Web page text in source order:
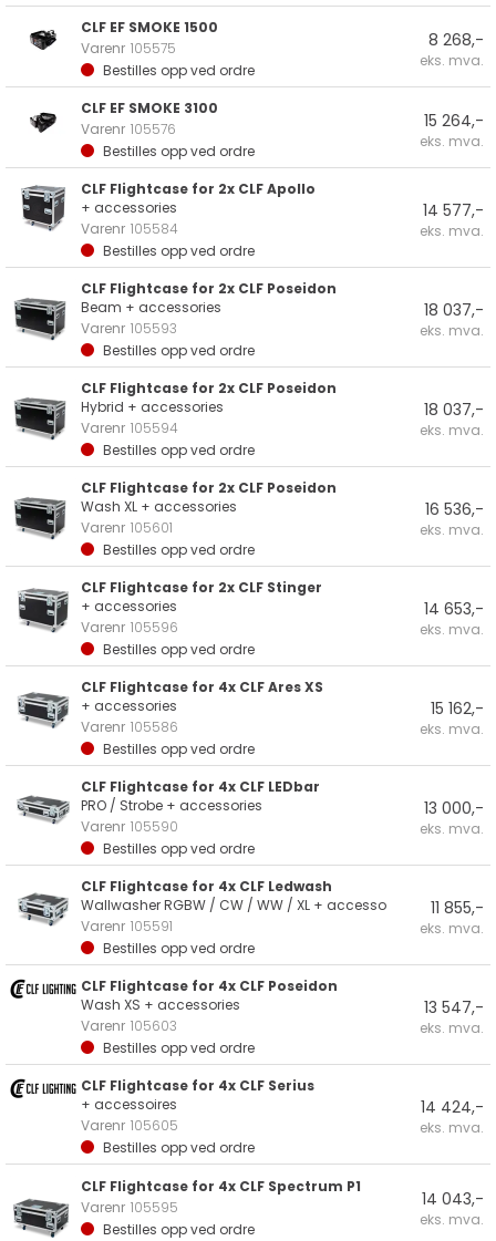
CLF EF SMOKE 1500
Varenr 105575
Bestilles opp ved ordre
8 268,-
eks. mva.
CLF EF SMOKE 3100
Varenr 105576
Bestilles opp ved ordre
15 264,-
eks. mva.
CLF Flightcase for 2x CLF Apollo
+ accessories
Varenr 105584
Bestilles opp ved ordre
14 577,-
eks. mva.
CLF Flightcase for 2x CLF Poseidon
Beam + accessories
Varenr 105593
Bestilles opp ved ordre
18 037,-
eks. mva.
CLF Flightcase for 2x CLF Poseidon
Hybrid + accessories
Varenr 105594
Bestilles opp ved ordre
18 037,-
eks. mva.
CLF Flightcase for 2x CLF Poseidon
Wash XL + accessories
Varenr 105601
Bestilles opp ved ordre
16 536,-
eks. mva.
CLF Flightcase for 2x CLF Stinger
+ accessories
Varenr 105596
Bestilles opp ved ordre
14 653,-
eks. mva.
CLF Flightcase for 4x CLF Ares XS
+ accessories
Varenr 105586
Bestilles opp ved ordre
15 162,-
eks. mva.
CLF Flightcase for 4x CLF LEDbar
PRO / Strobe + accessories
Varenr 105590
Bestilles opp ved ordre
13 000,-
eks. mva.
CLF Flightcase for 4x CLF Ledwash
Wallwasher RGBW / CW / WW / XL + accesso
Varenr 105591
Bestilles opp ved ordre
11 855,-
eks. mva.
CLF Flightcase for 4x CLF Poseidon
Wash XS + accessories
Varenr 105603
Bestilles opp ved ordre
13 547,-
eks. mva.
CLF Flightcase for 4x CLF Serius
+ accessoires
Varenr 105605
Bestilles opp ved ordre
14 424,-
eks. mva.
CLF Flightcase for 4x CLF Spectrum P1
Varenr 105595
Bestilles opp ved ordre
14 043,-
eks. mva.